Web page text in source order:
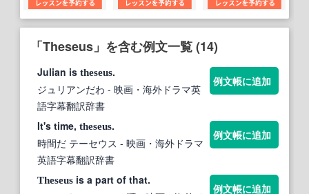
「Theseus」を含む例文一覧 (14)
Julian is theseus.
ジュリアンだわ - 映画・海外ドラマ英
語字幕翻訳辞書
例文帳に追加
It's time, theseus.
時間だ テーセウス - 映画・海外ドラマ
英語字幕翻訳辞書
例文帳に追加
Theseus is a part of that.
例文帳に追加